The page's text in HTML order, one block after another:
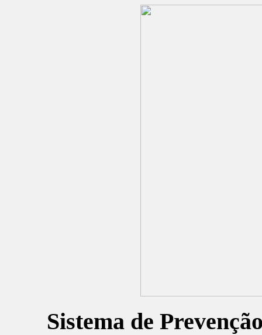
Sistema de